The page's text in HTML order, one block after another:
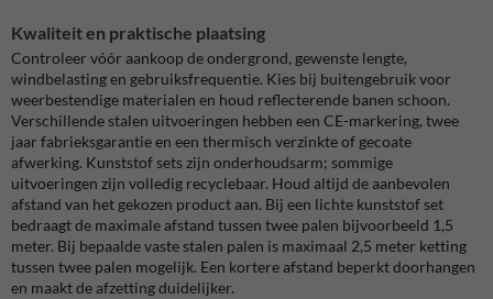
Kwaliteit en praktische plaatsing
Controleer vóór aankoop de ondergrond, gewenste lengte,
windbelasting en gebruiksfrequentie. Kies bij buitengebruik voor
weerbestendige materialen en houd reflecterende banen schoon.
Verschillende stalen uitvoeringen hebben een CE-markering, twee
jaar fabrieksgarantie en een thermisch verzinkte of gecoate
afwerking. Kunststof sets zijn onderhoudsarm; sommige
uitvoeringen zijn volledig recyclebaar. Houd altijd de aanbevolen
afstand van het gekozen product aan. Bij een lichte kunststof set
bedraagt de maximale afstand tussen twee palen bijvoorbeeld 1,5
meter. Bij bepaalde vaste stalen palen is maximaal 2,5 meter ketting
tussen twee palen mogelijk. Een kortere afstand beperkt doorhangen
en maakt de afzetting duidelijker.